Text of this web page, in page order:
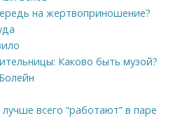
на жертвоприношение?
Каково быть музой?
всего “работают” в паре